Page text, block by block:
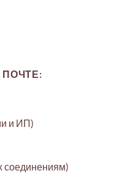
и ИП)
соединениям)